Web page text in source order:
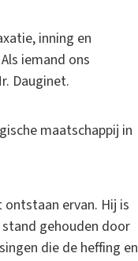
inning en
iemand ons
Dauginet.
maatschappij in
ervan. Hij is
gehouden door
die de heffing en